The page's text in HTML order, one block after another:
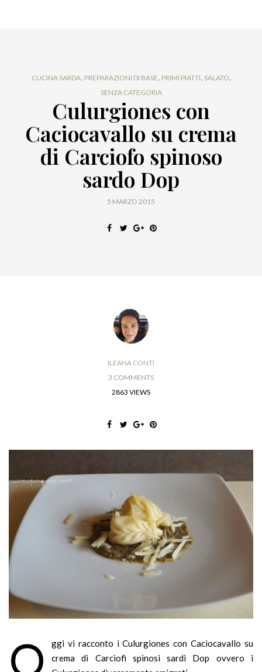
CUCINA SARDA, PREPARAZIONI DI BASE, PRIMI PIATTI, SALATO,
SENZA CATEGORIA
Culurgiones con
Caciocavallo su crema
di Carciofo spinoso
sardo Dop
5 MARZO 2015
ILEANA CONTI
3 COMMENTS
2863 VIEWS
O
ggi vi racconto i Culurgiones con Caciocavallo su
crema di Carciofi spinosi sardi Dop ovvero i